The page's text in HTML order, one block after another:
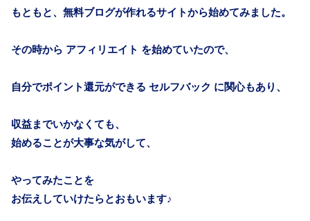
もともと、無料ブログが作れるサイトから始めてみました。
その時から アフィリエイト を始めていたので、
自分でポイント還元ができる セルフバック に関心もあり、
収益までいかなくても、
始めることが大事な気がして、
やってみたことを
お伝えしていけたらとおもいます♪